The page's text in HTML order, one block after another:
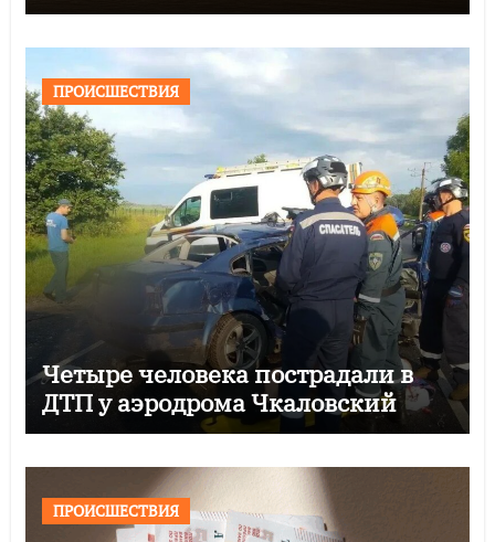
ПРОИСШЕСТВИЯ
Четыре человека пострадали в
ДТП у аэродрома Чкаловский
ПРОИСШЕСТВИЯ